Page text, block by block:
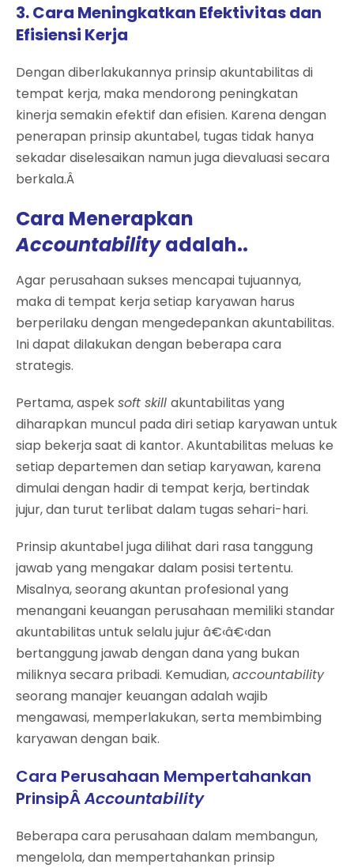
3. Cara Meningkatkan Efektivitas dan
Efisiensi Kerja
Dengan diberlakukannya prinsip akuntabilitas di
tempat kerja, maka mendorong peningkatan
kinerja semakin efektif dan efisien. Karena dengan
penerapan prinsip akuntabel, tugas tidak hanya
sekadar diselesaikan namun juga dievaluasi secara
berkala.Â
Cara Menerapkan
Accountabilityadalah..
Agar perusahaan sukses mencapai tujuannya,
maka di tempat kerja setiap karyawan harus
berperilaku dengan mengedepankan akuntabilitas.
Ini dapat dilakukan dengan beberapa cara
strategis.
Pertama, aspeksoft skill akuntabilitas yang
diharapkan muncul pada diri setiap karyawan untuk
siap bekerja saat di kantor. Akuntabilitas meluas ke
setiap departemen dan setiap karyawan, karena
dimulai dengan hadir di tempat kerja, bertindak
jujur, dan turut terlibat dalam tugas sehari-hari.
Prinsip akuntabel juga dilihat dari rasa tanggung
jawab yang mengakar dalam posisi tertentu.
Misalnya, seorang akuntan profesional yang
menangani keuangan perusahaan memiliki standar
akuntabilitas untuk selalu jujur â€‹â€‹dan
bertanggung jawab dengan dana yang bukan
miliknya secara pribadi. Kemudian,accountability
seorang manajer keuangan adalah wajib
mengawasi, memperlakukan, serta membimbing
karyawan dengan baik.
Cara Perusahaan Mempertahankan
PrinsipÂAccountability
Beberapa cara perusahaan dalam membangun,
mengelola, dan mempertahankan prinsip